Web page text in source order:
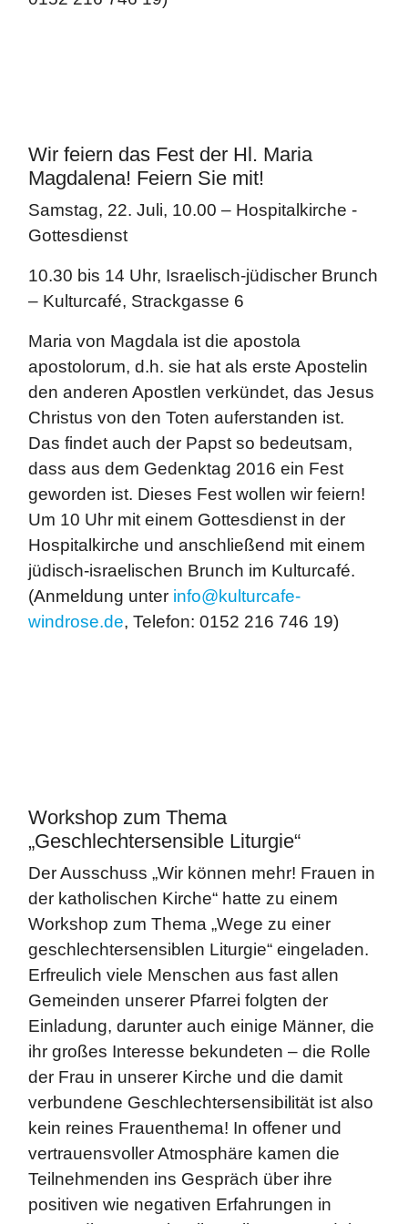
Wir feiern das Fest der Hl. Maria
Magdalena! Feiern Sie mit!
Samstag, 22. Juli, 10.00 – Hospitalkirche -
Gottesdienst
10.30 bis 14 Uhr, Israelisch-jüdischer Brunch
– Kulturcafé, Strackgasse 6
Maria von Magdala ist die apostola
apostolorum, d.h. sie hat als erste Apostelin
den anderen Apostlen verkündet, das Jesus
Christus von den Toten auferstanden ist.
Das findet auch der Papst so bedeutsam,
dass aus dem Gedenktag 2016 ein Fest
geworden ist. Dieses Fest wollen wir feiern!
Um 10 Uhr mit einem Gottesdienst in der
Hospitalkirche und anschließend mit einem
jüdisch-israelischen Brunch im Kulturcafé.
(Anmeldung unter info@kulturcafe-
windrose.de, Telefon: 0152 216 746 19)
Workshop zum Thema
„Geschlechtersensible Liturgie“
Der Ausschuss „Wir können mehr! Frauen in
der katholischen Kirche“ hatte zu einem
Workshop zum Thema „Wege zu einer
geschlechtersensiblen Liturgie“ eingeladen.
Erfreulich viele Menschen aus fast allen
Gemeinden unserer Pfarrei folgten der
Einladung, darunter auch einige Männer, die
ihr großes Interesse bekundeten – die Rolle
der Frau in unserer Kirche und die damit
verbundene Geschlechtersensibilität ist also
kein reines Frauenthema! In offener und
vertrauensvoller Atmosphäre kamen die
Teilnehmenden ins Gespräch über ihre
positiven wie negativen Erfahrungen in